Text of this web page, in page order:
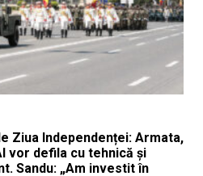
Ziua Independenței: Armata,
vor defila cu tehnică și
Sandu: „Am investit în